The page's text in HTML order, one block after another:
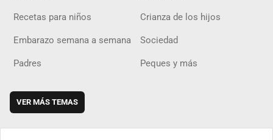
Recetas para niños Crianza de los hijos
Embarazo semana a semana Sociedad
Padres Peques y más
VER MÁS TEMAS